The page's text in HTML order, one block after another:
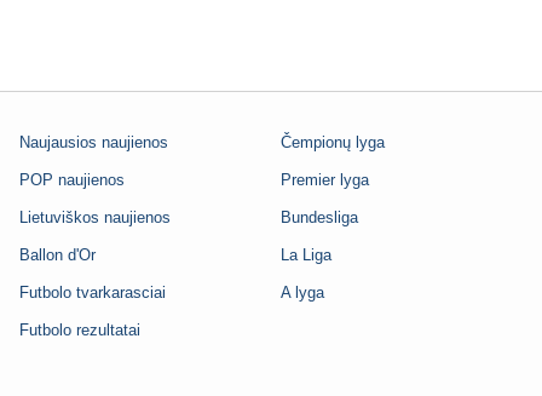
Naujausios naujienos
POP naujienos
Lietuviškos naujienos
Ballon d'Or
Futbolo tvarkarasciai
Futbolo rezultatai
Čempionų lyga
Premier lyga
Bundesliga
La Liga
A lyga